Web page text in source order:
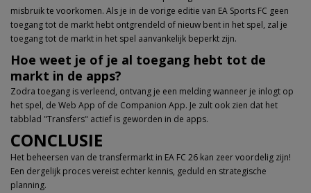
misbruik te voorkomen. Als je in de vorige editie van EA Sports FC geen
toegang tot de markt hebt ontgrendeld of nieuw bent in het spel, zal je
toegang tot de markt in het spel aanvankelijk beperkt zijn.
Hoe weet je of je al toegang hebt tot de
markt in de apps?
Zodra toegang is verleend, ontvang je een melding wanneer je inlogt op
het spel, de Web App of de Companion App. Je zult ook zien dat het
tabblad "Transfers" actief is geworden in de apps.
CONCLUSIE
Het beheersen van de transfermarkt in EA FC 26 kan zeer voordelig zijn!
Een dergelijk proces vereist echter kennis, geduld en strategische
planning.